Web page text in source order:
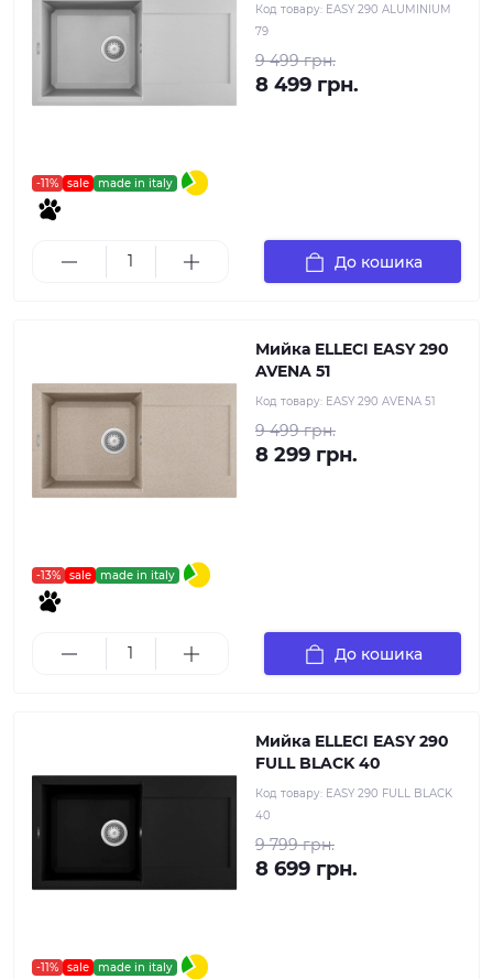
-11% sale made in italy
Код товару: EASY 290 ALUMINIUM
79
9 499 грн.
8 499 грн.
До кошика
-13% sale made in italy
Мийка ELLECI EASY 290
AVENA 51
Код товару: EASY 290 AVENA 51
9 499 грн.
8 299 грн.
До кошика
-11% sale made in italy
Мийка ELLECI EASY 290
FULL BLACK 40
Код товару: EASY 290 FULL BLACK
40
9 799 грн.
8 699 грн.